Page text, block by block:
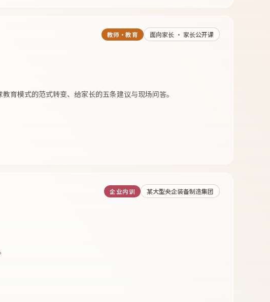
教师·教育 面向家长 · 家长公开课
育模式的范式转变、给家长的五条建议与现场问答。
企业内训 某大型央企装备制造集团